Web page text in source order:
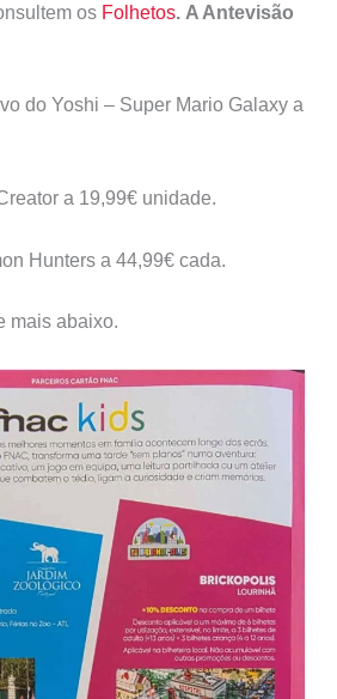
os Folhetos. A Antevisão
do Yoshi – Super Mario Galaxy a
a 19,99€ unidade.
Hunters a 44,99€ cada.
mais abaixo.